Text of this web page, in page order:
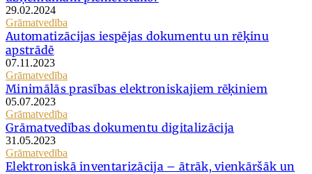
29.02.2024
Grāmatvedība
Automatizācijas iespējas dokumentu un rēķinu
apstrādē
07.11.2023
Grāmatvedība
Minimālās prasības elektroniskajiem rēķiniem
05.07.2023
Grāmatvedība
Grāmatvedības dokumentu digitalizācija
31.05.2023
Grāmatvedība
Elektroniskā inventarizācija – ātrāk, vienkāršāk un